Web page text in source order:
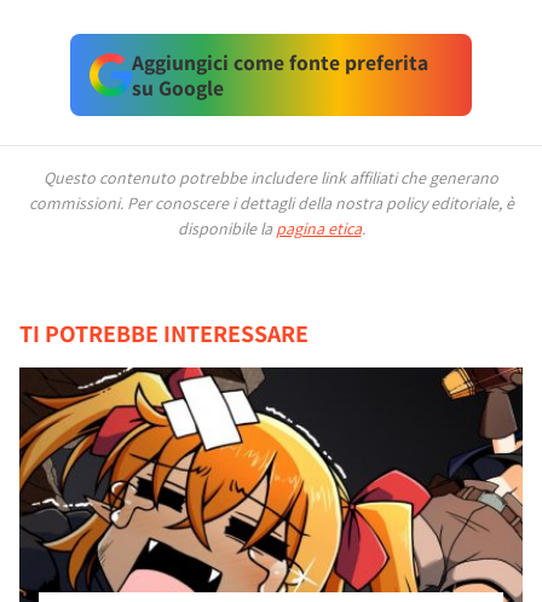
Aggiungici come fonte preferita
su Google
Questo contenuto potrebbe includere link affiliati che generano
commissioni. Per conoscere i dettagli della nostra policy editoriale, è
disponibile la pagina etica.
TI POTREBBE INTERESSARE